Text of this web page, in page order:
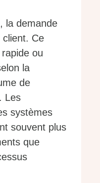
la demande
client. Ce
ou
la
de
Les
systèmes
souvent plus
que